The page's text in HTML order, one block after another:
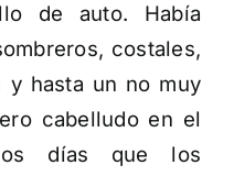
de auto. Había
costales,
y hasta un no muy
cabelludo en el
días que los